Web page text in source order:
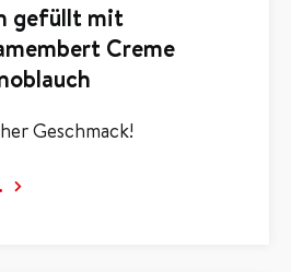
gefüllt mit
Creme
Geschmack!